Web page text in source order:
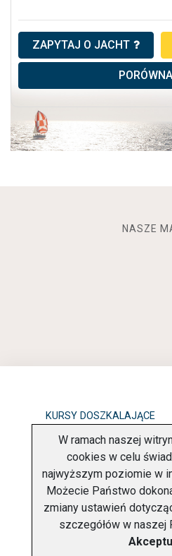
ZAPYTAJ O JACHT
NASZE
KURSY DOSZKALAJĄCE
OBOWIĄZEK
POLITYKA PRYWATNOŚCI
Copyright © 2026
W ramach naszej
cookies w celu
najwyższym poziomie w
Możecie Państwo
zmiany ustawień
szczegółów w naszej